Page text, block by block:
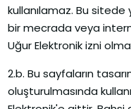
kullanılamaz. Bu
bir mecrada veya
Uğur Elektronik izni
2.b. Bu sayfaların
oluşturulmasında